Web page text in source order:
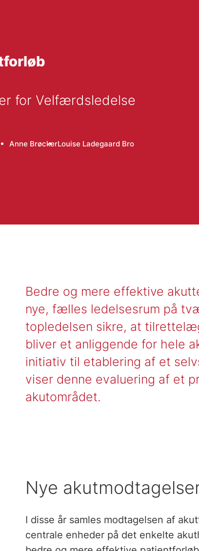
for Velfærdsledelse
Anne BrøckerLouise Ladegaard Bro
Bedre og mere effektive
nye, fælles ledelsesrum på
topledelsen sikre, at
bliver et anliggende for hele
initiativ til etablering af et
viser denne evaluering af et
akutområdet.
Nye
I disse år samles modtagelsen af
centrale enheder på det enkelte